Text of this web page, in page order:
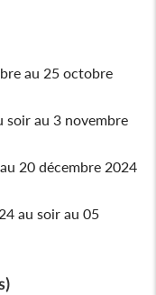
au 25 octobre
soir au 3 novembre
20 décembre 2024
au soir au 05